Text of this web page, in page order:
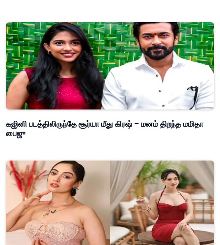
கஜினி படத்திலிருந்தே சூர்யா மீது கிரஷ் – மனம் திறந்த மமிதா
பைஜு